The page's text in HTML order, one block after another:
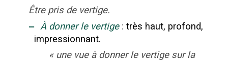
Être pris de vertige.
‒ À donner le vertige : très haut, profond,
impressionnant.
« une vue à donner le vertige sur la